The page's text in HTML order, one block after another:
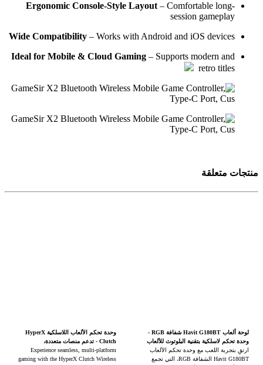
Ergonomic Console-Style Layout – Comfortable long-
session gameplay
Wide Compatibility – Works with Android and iOS devices
Ideal for Mobile & Cloud Gaming – Supports modern and
retro titles
منتجات متعلقة
لوحة ألعاب Havit G180BT شفافة RGB -
وحدة تحكم لاسلكية بتقنية البلوتوث للألعاب
ارتقِ بتجربة اللعب مع وحدة تحكم الألعاب
Havit G180BT الشفافة RGB، التي تجمع
وحدة تحكم الألعاب اللاسلكية HyperX
Clutch - تدعم منصات متعددة،
بلوتوث/USB/2.4 جيجاهرتز لاسلكي،
تصميم مريح، مشبك للهاتف، عمر بطارية
Experience seamless, multi-platform
gaming with the HyperX Clutch Wireless